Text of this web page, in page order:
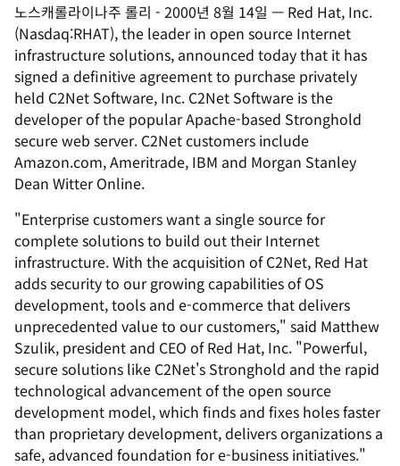
노스캐롤라이나주 롤리 - 2000년 8월 14일 — Red Hat, Inc.
(Nasdaq:RHAT), the leader in open source Internet
infrastructure solutions, announced today that it has
signed a definitive agreement to purchase privately
held C2Net Software, Inc. C2Net Software is the
developer of the popular Apache-based Stronghold
secure web server. C2Net customers include
Amazon.com, Ameritrade, IBM and Morgan Stanley
Dean Witter Online.
"Enterprise customers want a single source for
complete solutions to build out their Internet
infrastructure. With the acquisition of C2Net, Red Hat
adds security to our growing capabilities of OS
development, tools and e-commerce that delivers
unprecedented value to our customers," said Matthew
Szulik, president and CEO of Red Hat, Inc. "Powerful,
secure solutions like C2Net's Stronghold and the rapid
technological advancement of the open source
development model, which finds and fixes holes faster
than proprietary development, delivers organizations a
safe, advanced foundation for e-business initiatives."